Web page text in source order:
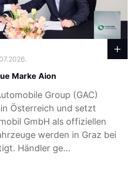
Marke Aion
Group (GAC)
Österreich und setzt
GmbH als offiziellen
werden in Graz bei
Händler ge...